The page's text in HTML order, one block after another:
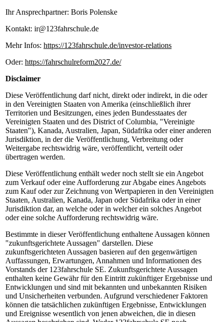
Ihr Ansprechpartner: Boris Polenske
Kontakt: ir@123fahrschule.de
Mehr Infos: https://123fahrschule.de/investor-relations
Oder: https://fahrschulreform2027.de/
Disclaimer
Diese Veröffentlichung darf nicht, direkt oder indirekt, in die oder
in den Vereinigten Staaten von Amerika (einschließlich ihrer
Territorien und Besitzungen, eines jeden Bundesstaates der
Vereinigten Staaten und des District of Columbia, "Vereinigte
Staaten"), Kanada, Australien, Japan, Südafrika oder einer anderen
Jurisdiktion, in der die Veröffentlichung, Verbreitung oder
Weitergabe rechtswidrig wäre, veröffentlicht, verteilt oder
übertragen werden.
Diese Veröffentlichung enthält weder noch stellt sie ein Angebot
zum Verkauf oder eine Aufforderung zur Abgabe eines Angebots
zum Kauf oder zur Zeichnung von Wertpapieren in den Vereinigten
Staaten, Australien, Kanada, Japan oder Südafrika oder in einer
Jurisdiktion dar, an welche oder in welcher ein solches Angebot
oder eine solche Aufforderung rechtswidrig wäre.
Bestimmte in dieser Veröffentlichung enthaltene Aussagen können
"zukunftsgerichtete Aussagen" darstellen. Diese
zukunftsgerichteten Aussagen basieren auf den gegenwärtigen
Auffassungen, Erwartungen, Annahmen und Informationen des
Vorstands der 123fahrschule SE. Zukunftsgerichtete Aussagen
enthalten keine Gewähr für den Eintritt zukünftiger Ergebnisse und
Entwicklungen und sind mit bekannten und unbekannten Risiken
und Unsicherheiten verbunden. Aufgrund verschiedener Faktoren
können die tatsächlichen zukünftigen Ergebnisse, Entwicklungen
und Ereignisse wesentlich von jenen abweichen, die in diesen